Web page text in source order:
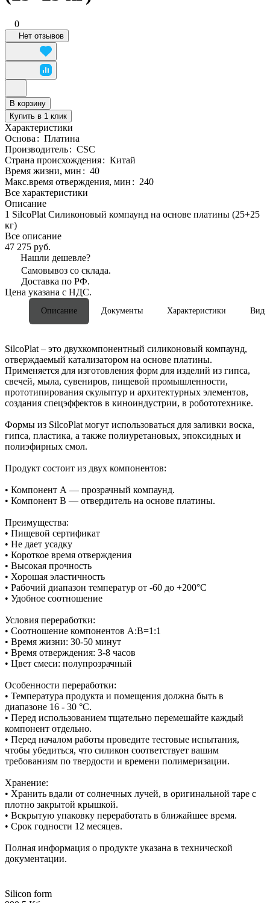
0
Нет отзывов
В корзину
Купить в 1 клик
Характеристики
Основа : Платина
Производитель: CSC
Страна происхождения: Китай
Время жизни, мин : 40
Макс.время отверждения, мин : 240
Все характеристики
Описание
1 SilcoPlat Силиконовый компаунд на основе платины (25+25
кг)
Все описание
47 275 руб.
Нашли дешевле?
Самовывоз со склада.
Доставка по РФ.
Цена указана с НДС.
Описание Документы Характеристики
SilcoPlat – это двухкомпонентный силиконовый компаунд,
отверждаемый катализатором на основе платины.
Применяется для изготовления форм для изделий из гипса,
свечей, мыла, сувениров, пищевой промышленности,
прототипирования скульптур и архитектурных элементов,
создания спецэффектов в киноиндустрии, в робототехнике.
Формы из SilcoPlat могут использоваться для заливки воска,
гипса, пластика, а также полиуретановых, эпоксидных и
полиэфирных смол.
Продукт состоит из двух компонентов:
• Компонент А — прозрачный компаунд.
• Компонент В — отвердитель на основе платины.
Преимущества:
• Пищевой сертификат
• Не дает усадку
• Короткое время отверждения
• Высокая прочность
• Хорошая эластичность
• Рабочий диапазон температур от -60 до +200°С
• Удобное соотношение
Условия переработки:
• Соотношение компонентов А:В=1:1
• Время жизни: 30-50 минут
• Время отверждения: 3-8 часов
• Цвет смеси: полупрозрачный
Особенности переработки:
• Температура продукта и помещения должна быть в
диапазоне 16 - 30 °C.
• Перед использованием тщательно перемешайте каждый
компонент отдельно.
• Перед началом работы проведите тестовые испытания,
чтобы убедиться, что силикон соответствует вашим
требованиям по твердости и времени полимеризации.
Хранение:
• Хранить вдали от солнечных лучей, в оригинальной таре с
плотно закрытой крышкой.
• Вскрытую упаковку переработать в ближайшее время.
• Срок годности 12 месяцев.
Полная информация о продукте указана в технической
документации.
Silicon form